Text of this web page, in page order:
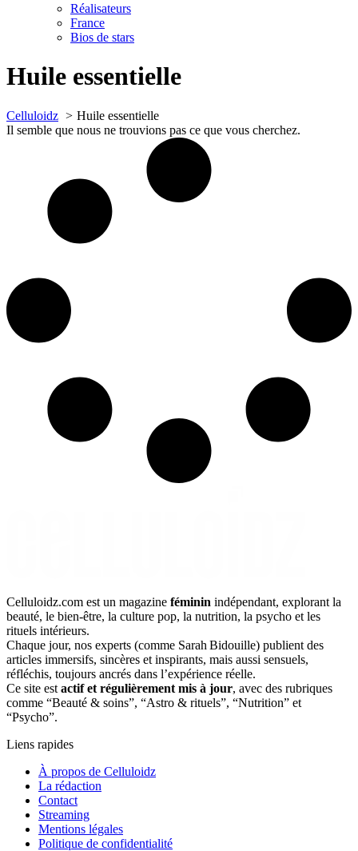
Réalisateurs
France
Bios de stars
Huile essentielle
Celluloidz
Huile essentielle
Il semble que nous ne trouvions pas ce que vous cherchez.
Celluloidz.com est un magazine féminin indépendant, explorant la
beauté, le bien‑être, la culture pop, la nutrition, la psycho et les
rituels intérieurs.
Chaque jour, nos experts (comme Sarah Bidouille) publient des
articles immersifs, sincères et inspirants, mais aussi sensuels,
réfléchis, toujours ancrés dans l’expérience réelle.
Ce site est actif et régulièrement mis à jour, avec des rubriques
comme “Beauté & soins”, “Astro & rituels”, “Nutrition” et
“Psycho”.
Liens rapides
À propos de Celluloidz
La rédaction
Contact
Streaming
Mentions légales
Politique de confidentialité